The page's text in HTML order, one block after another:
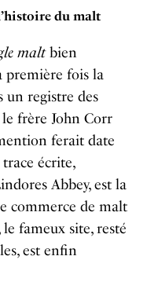
du malt
maltbien
première fois la
registre des
le frère John Corr
ferait date
écrite,
Abbey, est la
commerce de malt
le fameux site, resté
est enfin